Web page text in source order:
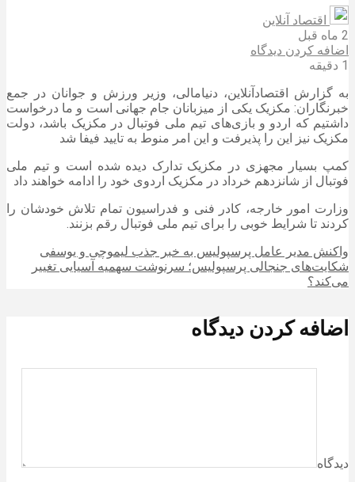
اقتصاد آنلاین
2 ماه قبل
اضافه کردن دیدگاه
1 دقیقه
به گزارش اقتصادآنلاین، دنیامالی، وزیر ورزش و جوانان در جمع
خبرنگاران: مکزیک یکی از میزبانان جام جهانی است و ما درخواست
داشتیم که اردو و بازی‌های تیم ملی فوتبال در مکزیک باشد، دولت
مکزیک نیز این را پذیرفت و این امر منوط به تایید فیفا شد
کمپ بسیار مجهزی در مکزیک تدارک دیده شده است و تیم ملی
فوتبال از شانزدهم خرداد در مکزیک اردوی خود را ادامه خواهند داد
وزارت امور خارجه، کادر فنی و فدراسیون تمام تلاش خودشان را
کردند تا شرایط خوبی را برای تیم ملی فوتبال رقم بزنند.
واکنش مدیر عامل پرسپولیس به خبر جذب لیموچی و یوسفی
شکایت‌های جنجالی پرسپولیس؛ سرنوشت سهمیه آسیایی تغییر
می‌کند؟
اضافه کردن دیدگاه
دیدگاه